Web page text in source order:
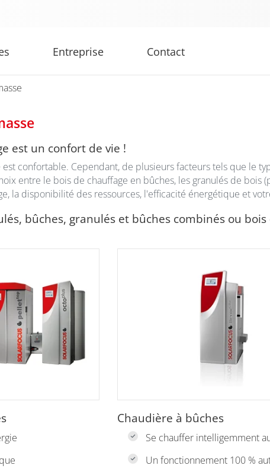
est un confort de vie !
est confortable. Cependant, de plusieurs facteurs tels que le
entre le bois de chauffage en bûches, les granulés de
la disponibilité des ressources, l'efficacité énergétique et
bûches, granulés et bûches combinés ou
Chaudière à bûches
Se chauffer intelligemment
Un fonctionnement 100 %
Entreprise Contact